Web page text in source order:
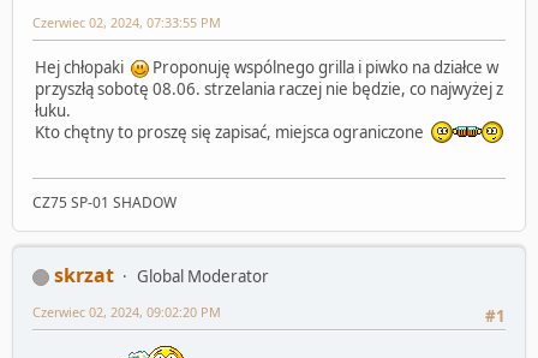
Czerwiec 02, 2024, 07:33:55 PM
Hej chłopaki
Proponuję wspólnego grilla i piwko na działce w
przyszłą sobotę 08.06. strzelania raczej nie będzie, co najwyżej z
łuku.
Kto chętny to proszę się zapisać, miejsca ograniczone
CZ75 SP-01 SHADOW
skrzat
Global Moderator
#1
Czerwiec 02, 2024, 09:02:20 PM